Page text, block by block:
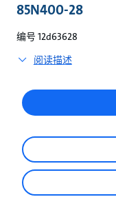
85N400-28
编号 12d63628
阅读描述